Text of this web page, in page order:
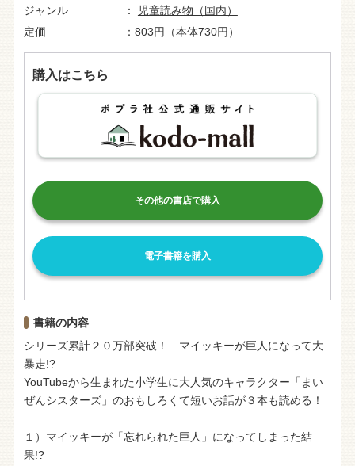
ジャンル
児童読み物（国内）
定価
803円（本体730円）
購入はこちら
その他の書店で購入
電子書籍を購入
書籍の内容
シリーズ累計２０万部突破！ マイッキーが巨人になって大
暴走!?
YouTubeから生まれた小学生に大人気のキャラクター「まい
ぜんシスターズ」のおもしろくて短いお話が３本も読める！
１）マイッキーが「忘れられた巨人」になってしまった結
果!?